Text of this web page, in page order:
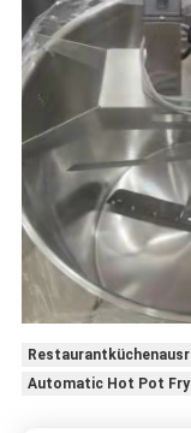
Automatic Hot Pot